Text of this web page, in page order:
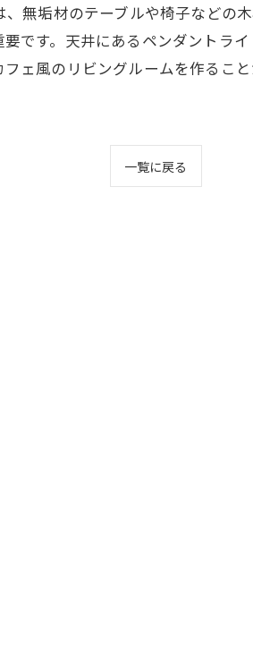
無垢材のテーブルや椅子などの
です。天井にあるペンダントラ
ェ風のリビングルームを作るこ
一覧に戻る